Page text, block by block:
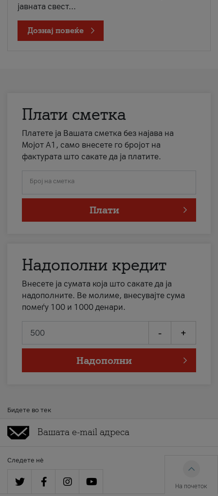
јавната свест...
Дознај повеќе
Плати сметка
Платете ја Вашата сметка без најава на
Мојот А1, само внесете го бројот на
фактурата што сакате да ја платите.
Број на сметка
Плати
Надополни кредит
Внесете ја сумата која што сакате да ја
надополните. Ве молиме, внесувајте сума
помеѓу 100 и 1000 денари.
- +
Надополни
Бидете во тек
Следете нè
На почеток